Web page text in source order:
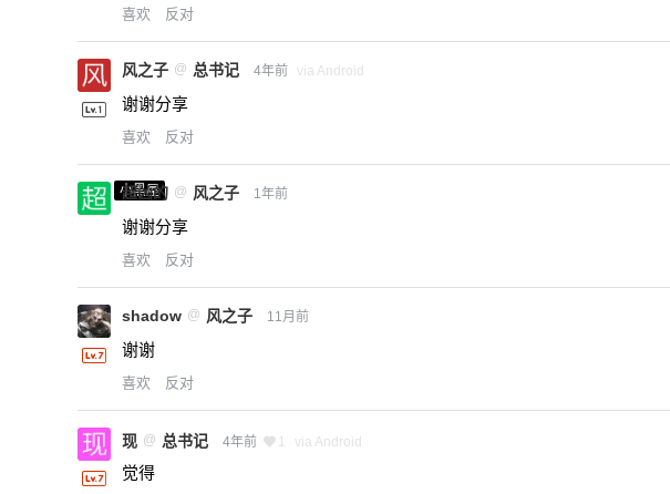
喜欢 反对
风之子 @ 总书记 4年前 via Android
谢谢分享
喜欢 反对
小黑屋
超凶的 @ 风之子 1年前
谢谢分享
喜欢 反对
shadow @ 风之子 11月前
谢谢
喜欢 反对
现 @ 总书记 4年前 1 via Android
觉得